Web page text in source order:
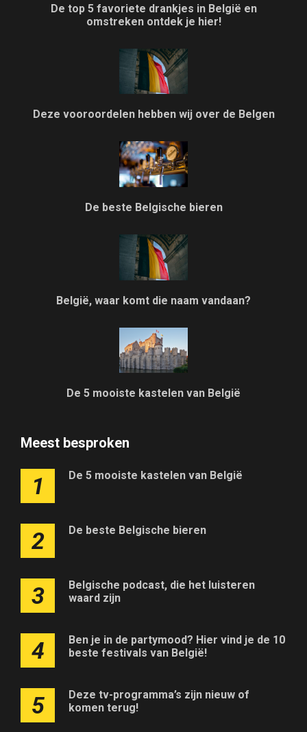
De top 5 favoriete drankjes in België en
omstreken ontdek je hier!
Deze vooroordelen hebben wij over de Belgen
De beste Belgische bieren
België, waar komt die naam vandaan?
De 5 mooiste kastelen van België
Meest besproken
1 De 5 mooiste kastelen van België
2 De beste Belgische bieren
3
Belgische podcast, die het luisteren
waard zijn
4
Ben je in de partymood? Hier vind je de 10
beste festivals van België!
5
Deze tv-programma’s zijn nieuw of
komen terug!